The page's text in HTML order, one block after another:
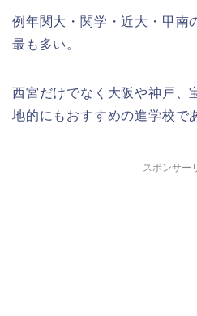
例年関大・関学・近大・甲南
最も多い。
西宮だけでなく大阪や神戸、
地的にもおすすめの進学校で
スポンサー